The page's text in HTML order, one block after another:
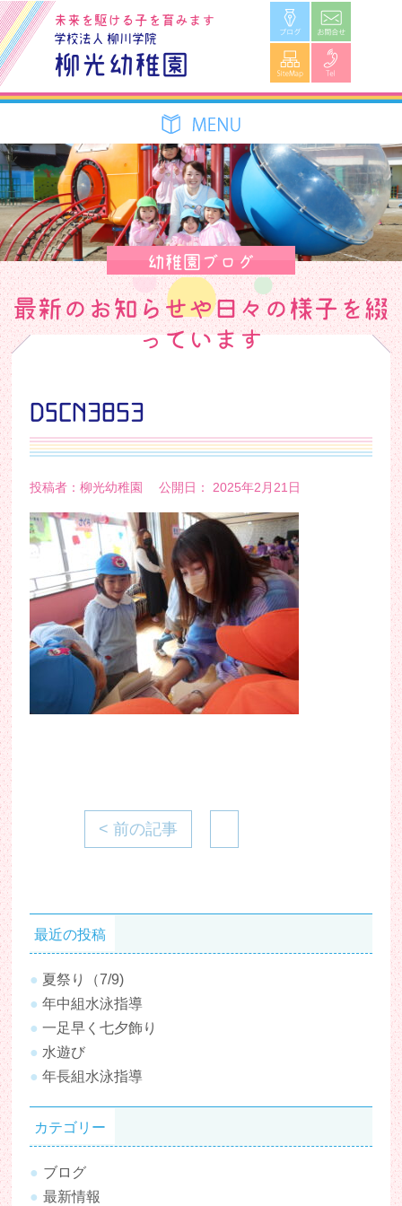
学校法人 柳川学院
柳光幼稚園
未来を駆ける子を育みます ブログ
SiteMap
幼稚園ブログ
最新のお知らせや日々の様子を綴
っています
DSCN3853
投稿者：柳光幼稚園 公開日： 2025年2月21日
< 前の記事
最近の投稿
夏祭り（7/9)
年中組水泳指導
一足早く七夕飾り
水遊び
年長組水泳指導
カテゴリー
ブログ
最新情報